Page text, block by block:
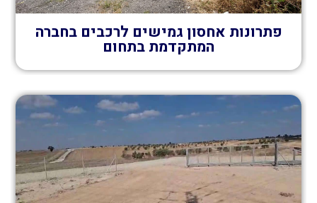
פתרונות אחסון גמישים לרכבים בחברה
המתקדמת בתחום